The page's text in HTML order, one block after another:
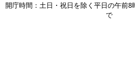
開庁時間：土日・祝日を除く平日の午前8
で